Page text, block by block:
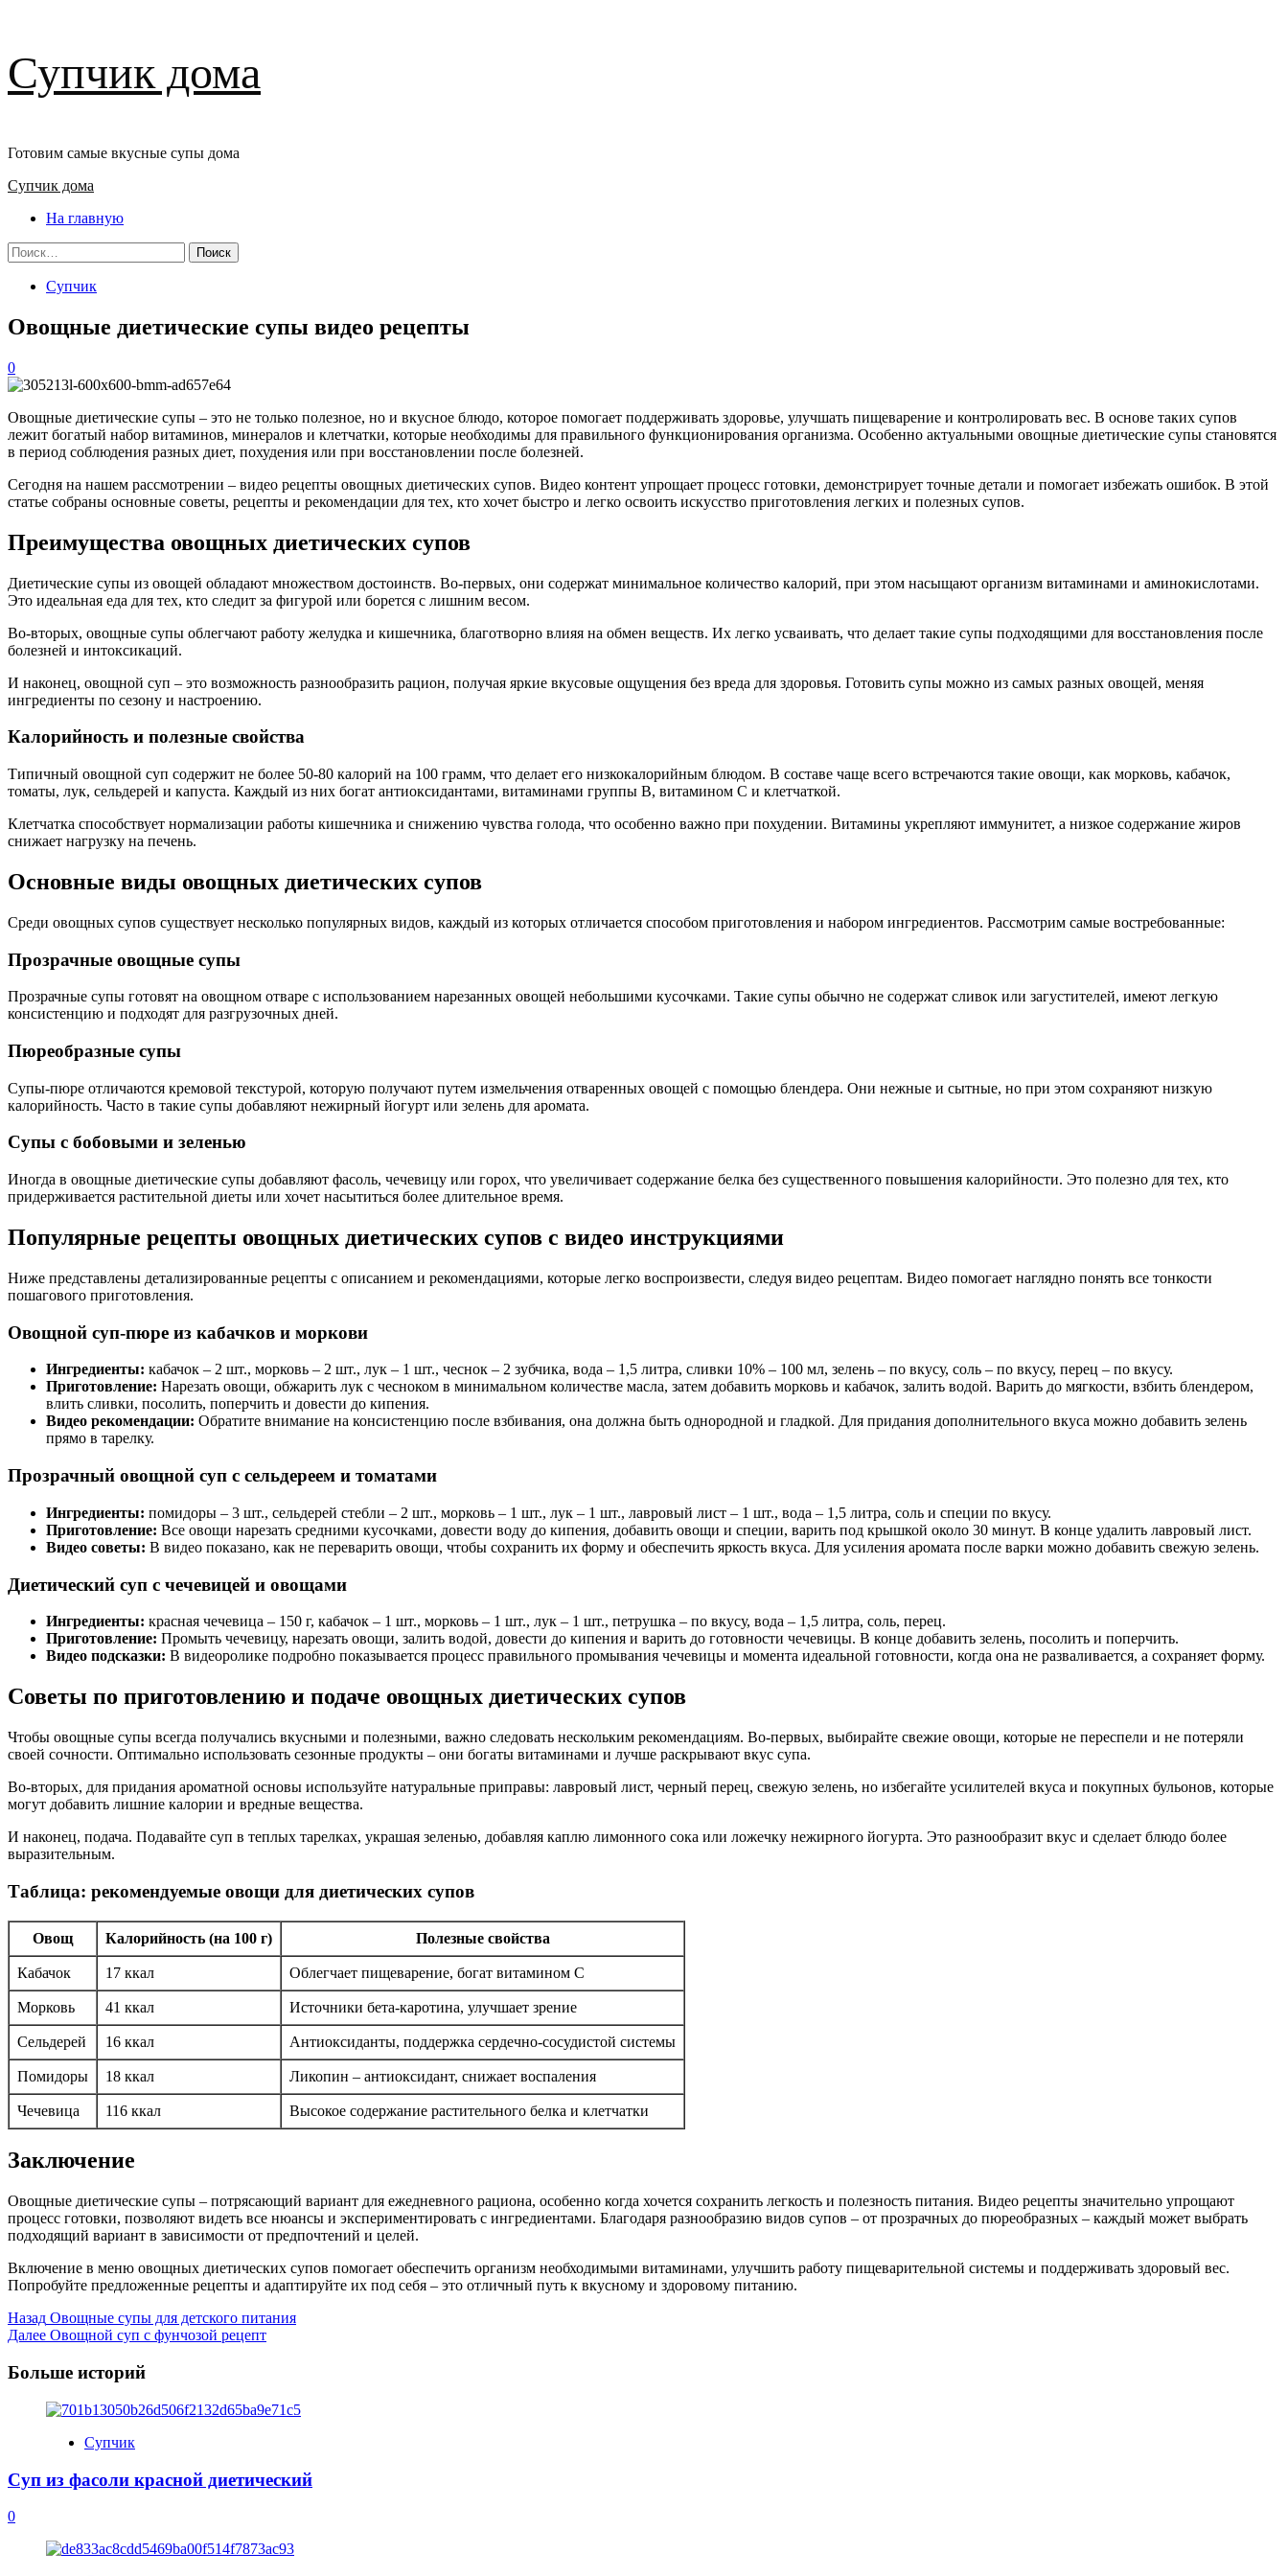
к
содержимому
Супчик дома
Готовим самые вкусные супы дома
Основное
Супчик дома
На главную
Найти:
Супчик
Овощные диетические супы видео рецепты
0
Овощные диетические супы – это не только полезное, но и вкусное блюдо, которое помогает поддерживать здоровье, улучшать пищеварение и контролировать вес. В основе таких супов
лежит богатый набор витаминов, минералов и клетчатки, которые необходимы для правильного функционирования организма. Особенно актуальными овощные диетические супы становятся
в период соблюдения разных диет, похудения или при восстановлении после болезней.
Сегодня на нашем рассмотрении – видео рецепты овощных диетических супов. Видео контент упрощает процесс готовки, демонстрирует точные детали и помогает избежать ошибок. В этой
статье собраны основные советы, рецепты и рекомендации для тех, кто хочет быстро и легко освоить искусство приготовления легких и полезных супов.
Преимущества овощных диетических супов
Диетические супы из овощей обладают множеством достоинств. Во-первых, они содержат минимальное количество калорий, при этом насыщают организм витаминами и аминокислотами.
Это идеальная еда для тех, кто следит за фигурой или борется с лишним весом.
Во-вторых, овощные супы облегчают работу желудка и кишечника, благотворно влияя на обмен веществ. Их легко усваивать, что делает такие супы подходящими для восстановления после
болезней и интоксикаций.
И наконец, овощной суп – это возможность разнообразить рацион, получая яркие вкусовые ощущения без вреда для здоровья. Готовить супы можно из самых разных овощей, меняя
ингредиенты по сезону и настроению.
Калорийность и полезные свойства
Типичный овощной суп содержит не более 50-80 калорий на 100 грамм, что делает его низкокалорийным блюдом. В составе чаще всего встречаются такие овощи, как морковь, кабачок,
томаты, лук, сельдерей и капуста. Каждый из них богат антиоксидантами, витаминами группы B, витамином C и клетчаткой.
Клетчатка способствует нормализации работы кишечника и снижению чувства голода, что особенно важно при похудении. Витамины укрепляют иммунитет, а низкое содержание жиров
снижает нагрузку на печень.
Основные виды овощных диетических супов
Среди овощных супов существует несколько популярных видов, каждый из которых отличается способом приготовления и набором ингредиентов. Рассмотрим самые востребованные:
Прозрачные овощные супы
Прозрачные супы готовят на овощном отваре с использованием нарезанных овощей небольшими кусочками. Такие супы обычно не содержат сливок или загустителей, имеют легкую
консистенцию и подходят для разгрузочных дней.
Пюреобразные супы
Супы-пюре отличаются кремовой текстурой, которую получают путем измельчения отваренных овощей с помощью блендера. Они нежные и сытные, но при этом сохраняют низкую
калорийность. Часто в такие супы добавляют нежирный йогурт или зелень для аромата.
Супы с бобовыми и зеленью
Иногда в овощные диетические супы добавляют фасоль, чечевицу или горох, что увеличивает содержание белка без существенного повышения калорийности. Это полезно для тех, кто
придерживается растительной диеты или хочет насытиться более длительное время.
Популярные рецепты овощных диетических супов с видео инструкциями
Ниже представлены детализированные рецепты с описанием и рекомендациями, которые легко воспроизвести, следуя видео рецептам. Видео помогает наглядно понять все тонкости
пошагового приготовления.
Овощной суп-пюре из кабачков и моркови
Ингредиенты: кабачок – 2 шт., морковь – 2 шт., лук – 1 шт., чеснок – 2 зубчика, вода – 1,5 литра, сливки 10% – 100 мл, зелень – по вкусу, соль – по вкусу, перец – по вкусу.
Приготовление: Нарезать овощи, обжарить лук с чесноком в минимальном количестве масла, затем добавить морковь и кабачок, залить водой. Варить до мягкости, взбить блендером,
влить сливки, посолить, поперчить и довести до кипения.
Видео рекомендации: Обратите внимание на консистенцию после взбивания, она должна быть однородной и гладкой. Для придания дополнительного вкуса можно добавить зелень
прямо в тарелку.
Прозрачный овощной суп с сельдереем и томатами
Ингредиенты: помидоры – 3 шт., сельдерей стебли – 2 шт., морковь – 1 шт., лук – 1 шт., лавровый лист – 1 шт., вода – 1,5 литра, соль и специи по вкусу.
Приготовление: Все овощи нарезать средними кусочками, довести воду до кипения, добавить овощи и специи, варить под крышкой около 30 минут. В конце удалить лавровый лист.
Видео советы: В видео показано, как не переварить овощи, чтобы сохранить их форму и обеспечить яркость вкуса. Для усиления аромата после варки можно добавить свежую зелень.
Диетический суп с чечевицей и овощами
Ингредиенты: красная чечевица – 150 г, кабачок – 1 шт., морковь – 1 шт., лук – 1 шт., петрушка – по вкусу, вода – 1,5 литра, соль, перец.
Приготовление: Промыть чечевицу, нарезать овощи, залить водой, довести до кипения и варить до готовности чечевицы. В конце добавить зелень, посолить и поперчить.
Видео подсказки: В видеоролике подробно показывается процесс правильного промывания чечевицы и момента идеальной готовности, когда она не разваливается, а сохраняет форму.
Советы по приготовлению и подаче овощных диетических супов
Чтобы овощные супы всегда получались вкусными и полезными, важно следовать нескольким рекомендациям. Во-первых, выбирайте свежие овощи, которые не переспели и не потеряли
своей сочности. Оптимально использовать сезонные продукты – они богаты витаминами и лучше раскрывают вкус супа.
Во-вторых, для придания ароматной основы используйте натуральные приправы: лавровый лист, черный перец, свежую зелень, но избегайте усилителей вкуса и покупных бульонов, которые
могут добавить лишние калории и вредные вещества.
И наконец, подача. Подавайте суп в теплых тарелках, украшая зеленью, добавляя каплю лимонного сока или ложечку нежирного йогурта. Это разнообразит вкус и сделает блюдо более
выразительным.
Таблица: рекомендуемые овощи для диетических супов
Овощ Калорийность (на 100 г) Полезные свойства
Кабачок 17 ккал Облегчает пищеварение, богат витамином C
Морковь 41 ккал Источники бета-каротина, улучшает зрение
Сельдерей 16 ккал Антиоксиданты, поддержка сердечно-сосудистой системы
Помидоры 18 ккал Ликопин – антиоксидант, снижает воспаления
Чечевица 116 ккал Высокое содержание растительного белка и клетчатки
Заключение
Овощные диетические супы – потрясающий вариант для ежедневного рациона, особенно когда хочется сохранить легкость и полезность питания. Видео рецепты значительно упрощают
процесс готовки, позволяют видеть все нюансы и экспериментировать с ингредиентами. Благодаря разнообразию видов супов – от прозрачных до пюреобразных – каждый может выбрать
подходящий вариант в зависимости от предпочтений и целей.
Включение в меню овощных диетических супов помогает обеспечить организм необходимыми витаминами, улучшить работу пищеварительной системы и поддерживать здоровый вес.
Попробуйте предложенные рецепты и адаптируйте их под себя – это отличный путь к вкусному и здоровому питанию.
Post
Navigation
Назад Овощные супы для детского питания
Далее Овощной суп с фунчозой рецепт
Больше историй
Супчик
Суп из фасоли красной диетический
0